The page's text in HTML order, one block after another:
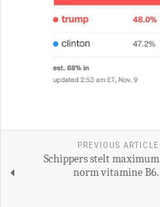
PREVIOUS ARTICLE
Schippers stelt maximum
norm vitamine B6.